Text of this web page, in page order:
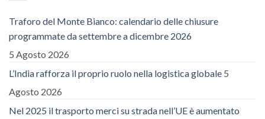
Traforo del Monte Bianco: calendario delle chiusure
programmate da settembre a dicembre 2026
5 Agosto 2026
L’India rafforza il proprio ruolo nella logistica globale 5
Agosto 2026
Nel 2025 il trasporto merci su strada nell’UE è aumentato